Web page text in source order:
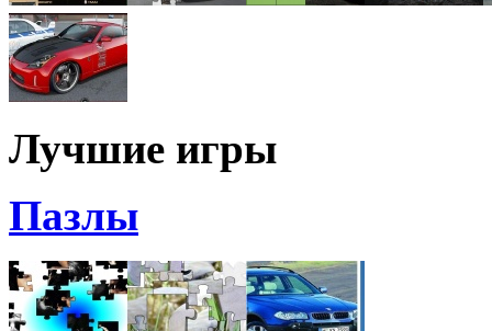
Лучшие игры
Пазлы